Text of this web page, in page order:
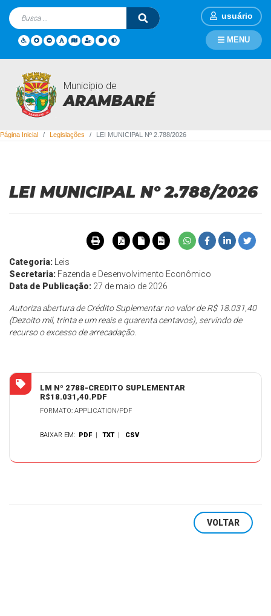
usuário
Município de
ARAMBARÉ
MENU
Legislações
Página Inicial Legislações LEI MUNICIPAL Nº 2.788/2026
LEI MUNICIPAL Nº 2.788/2026
Categoria:
Leis
Secretaria: Fazenda e Desenvolvimento Econômico
Data de Publicação: 27 de maio de 2026
Autoriza abertura de Crédito Suplementar no valor de R$ 18.031,40
(Dezoito mil, trinta e um reais e quarenta centavos), servindo de
recurso o excesso de arrecadação.
LM Nº 2788-CREDITO SUPLEMENTAR
R$18.031,40.PDF
FORMATO: APPLICATION/PDF
BAIXAR EM: PDF |TXT | CSV
VOLTAR